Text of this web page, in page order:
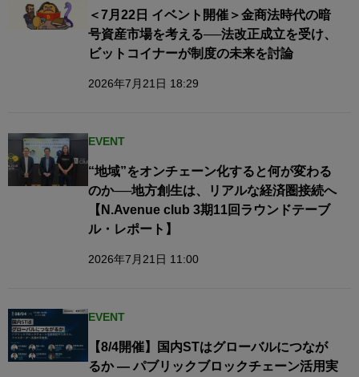
＜7月22日 イベント開催＞金商法時代の暗
号資産市場を考える──法改正成立を受け、
ビットコイナーが制度の未来を討論
2026年7月21日 18:29
EVENT
“地域”をオンチェーン化すると何が変わる
のか──地方創生は、リアルな経済圏接続へ​
【N.Avenue club 3期11回ラウンドテーブ
ル・レポート】
2026年7月21日 11:00
EVENT
【8/4開催】国内STはグローバルにつなが
るか — パブリックブロックチェーン活用実